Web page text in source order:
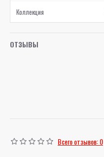
Коллекция
ОТЗЫВЫ
Всего отзывов: 0